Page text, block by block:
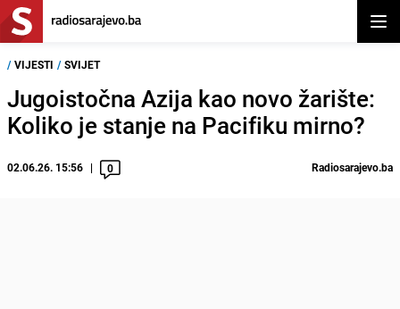
/ VIJESTI / SVIJET
Jugoistočna Azija kao novo žarište:
Koliko je stanje na Pacifiku mirno?
02.06.26. 15:56 0 Radiosarajevo.ba